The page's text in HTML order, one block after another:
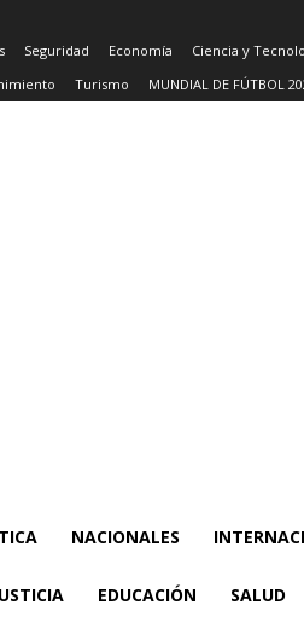
Seguridad Economía Ciencia y
Turismo MUNDIAL DE FÚTBOL
NACIONALES
EDUCACIÓN SALUD